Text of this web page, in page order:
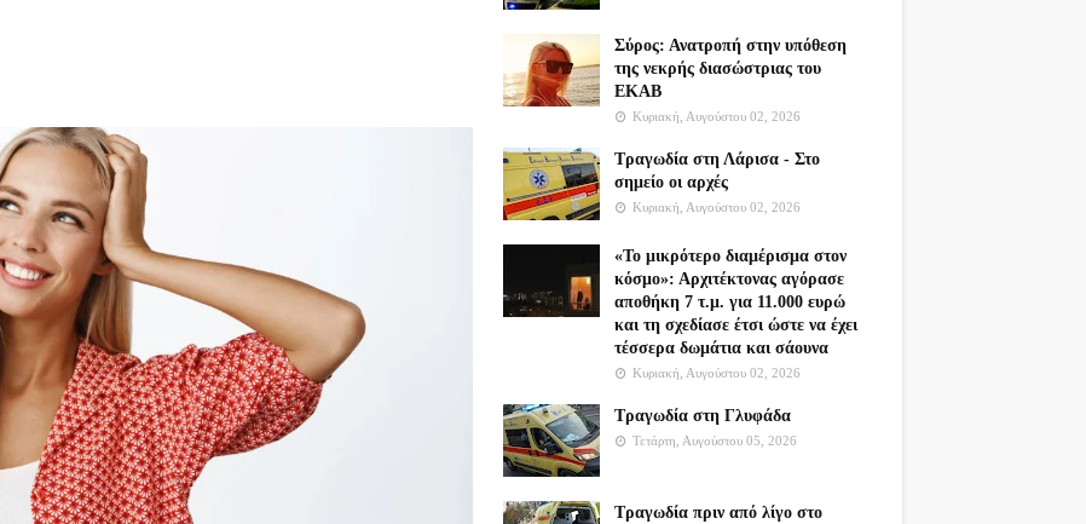
Σύρος: Ανατροπή στην υπόθεση
της νεκρής διασώστριας του
ΕΚΑΒ
Κυριακή, Αυγούστου 02, 2026
Τραγωδία στη Λάρισα - Στο
σημείο οι αρχές
Κυριακή, Αυγούστου 02, 2026
«Το μικρότερο διαμέρισμα στον
κόσμο»: Αρχιτέκτονας αγόρασε
αποθήκη 7 τ.μ. για 11.000 ευρώ
και τη σχεδίασε έτσι ώστε να έχει
τέσσερα δωμάτια και σάουνα
Κυριακή, Αυγούστου 02, 2026
Τραγωδία στη Γλυφάδα
Τετάρτη, Αυγούστου 05, 2026
Τραγωδία πριν από λίγο στο